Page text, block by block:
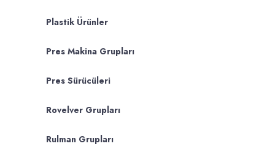
Plastik Ürünler
Pres Makina Grupları
Pres Sürücüleri
Rovelver Grupları
Rulman Grupları